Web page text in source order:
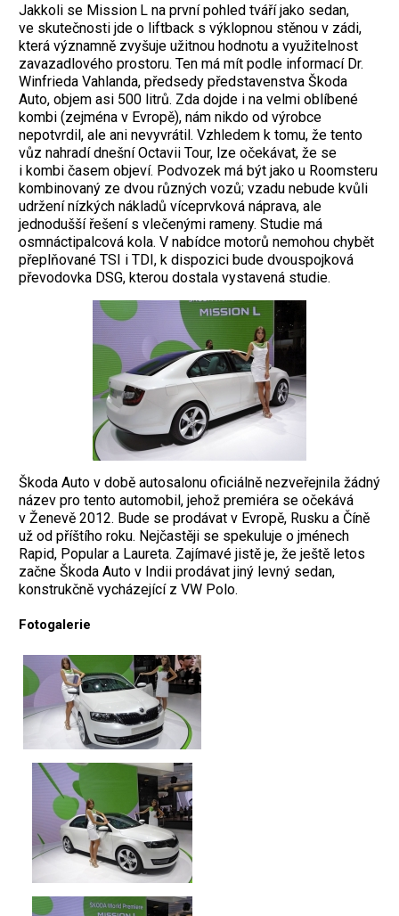
Jakkoli se Mission L na první pohled tváří jako sedan,
ve skutečnosti jde o liftback s výklopnou stěnou v zádi,
která významně zvyšuje užitnou hodnotu a využitelnost
zavazadlového prostoru. Ten má mít podle in­formací Dr.
Winfrieda Vahlanda, předsedy představenstva Škoda
Auto, objem asi 500 litrů. Zda dojde i na velmi oblíbené
kombi (zejména v Evropě), nám nikdo od výrobce
nepotvrdil, ale ani nevyvrátil. Vzhledem k tomu, že tento
vůz nahradí dnešní Octavii Tour, lze očekávat, že se
i kombi časem objeví. Podvozek má být jako u Roomsteru
kombinovaný ze dvou různých vozů; vzadu nebude kvůli
udržení nízkých nákladů víceprvková náprava, ale
jednodušší řešení s vlečenými rameny. Studie má
osmnáctipalcová kola. V nabídce motorů nemohou chybět
přeplňované TSI i TDI, k dispozici bude dvouspojková
převodovka DSG, kterou dostala vystavená studie.
Škoda Auto v době autosalonu oficiálně nezveřejnila žádný
název pro tento automobil, jehož premiéra se očekává
v Ženevě 2012. Bude se prodávat v Evropě, Rusku a Číně
už od příštího roku. Nejčastěji se spekuluje o jménech
Rapid, Popular a Laureta. Zajímavé jistě je, že ještě letos
začne Škoda Auto v Indii prodávat jiný levný sedan,
konstrukčně vycházející z VW Polo.
Fotogalerie